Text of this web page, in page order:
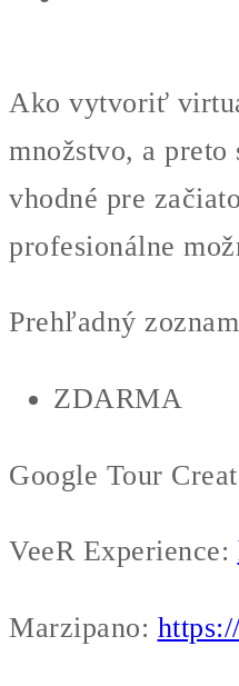
Ako vytvoriť
množstvo, a
vhodné pre
profesionálne
Prehľadný
ZDARMA
Google Tour
VeeR Experience:
Marzipano: